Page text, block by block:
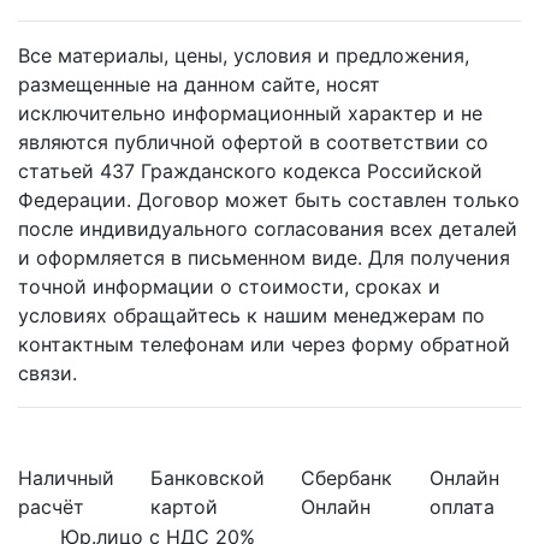
Все материалы, цены, условия и предложения,
размещенные на данном сайте, носят
исключительно информационный характер и не
являются публичной офертой в соответствии со
статьей 437 Гражданского кодекса Российской
Федерации. Договор может быть составлен только
после индивидуального согласования всех деталей
и оформляется в письменном виде. Для получения
точной информации о стоимости, сроках и
условиях обращайтесь к нашим менеджерам по
контактным телефонам или через форму обратной
связи.
Наличный
расчёт
Банковской
картой
Сбербанк
Онлайн
Онлайн
оплата
Юр.лицо с НДС 20%